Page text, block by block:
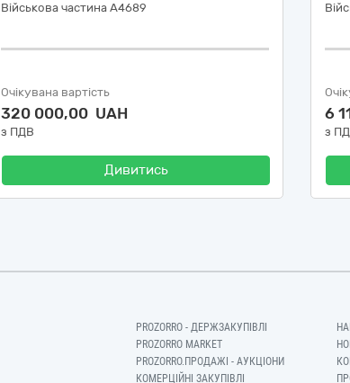
Військова частина А4689
Очікувана вартість
320 000,00 UAH
з ПДВ
Дивитись
6
з
PROZORRO - ДЕРЖЗАКУПІВЛІ
PROZORRO MARKET
PROZORRO.ПРОДАЖІ - АУКЦІОНИ
КОМЕРЦІЙНІ ЗАКУПІВЛІ